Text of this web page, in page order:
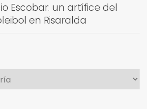
Escobar: un artífice del
en Risaralda